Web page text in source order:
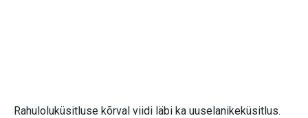
Rahuloluküsitluse kõrval viidi läbi ka uuselanikeküsitlus.